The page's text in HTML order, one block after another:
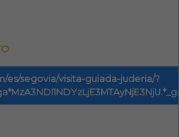
es/segovia/visita-guiada-juderia/?